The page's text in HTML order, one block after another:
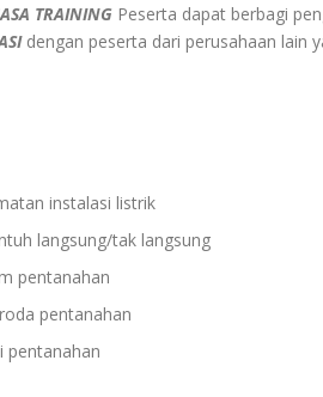
TRAINING Peserta dapat berbagi
dengan peserta dari perusahaan lain
instalasi listrik
langsung/tak langsung
pentanahan
pentanahan
pentanahan